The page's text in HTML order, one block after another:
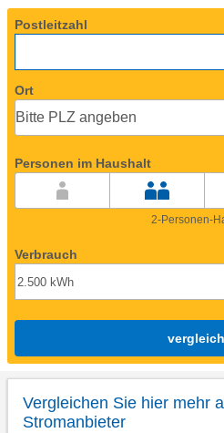
Postleitzahl
Ort
Personen im Haushalt
2-Personen-
Verbrauch
Vergleichen Sie hier mehr
Stromanbieter